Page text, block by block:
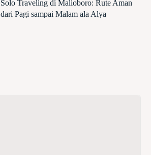
Solo Traveling di Malioboro: Rute Aman
dari Pagi sampai Malam ala Alya